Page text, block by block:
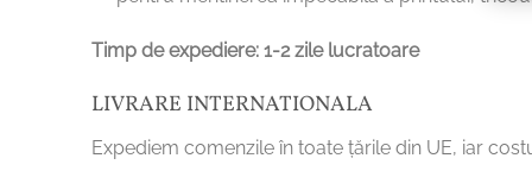
Timp de expediere: 1-2 zile lucratoare
LIVRARE INTERNATIONALA
Expediem comenzile în toate țările din UE, iar